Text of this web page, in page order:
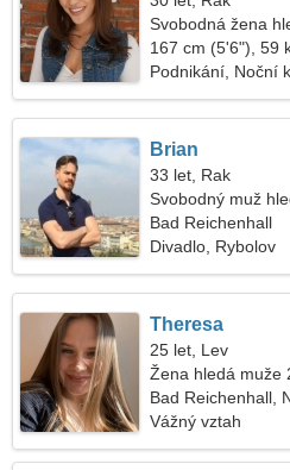
Svobodná žena
167 cm (5'6"), 59
Podnikání, Noční
Brian
33 let, Rak
Svobodný muž
Bad Reichenhall
Divadlo, Rybolov
Theresa
25 let, Lev
Žena hledá muže
Bad Reichenhall,
Vážný vztah